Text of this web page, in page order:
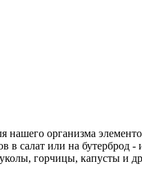
организма
в салат или на бутерброд
горчицы, капусты и